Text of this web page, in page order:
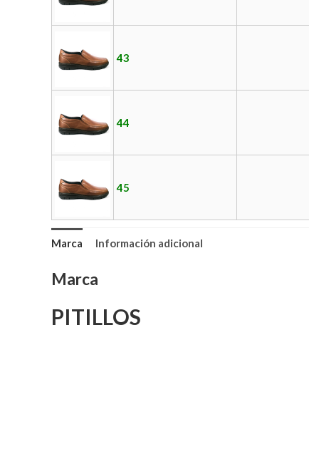
43
44
45
Marca Información adicional
Marca
PITILLOS